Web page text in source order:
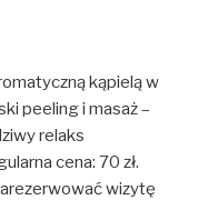
kąpielą w
peeling i masaż –
relaks
cena: 70 zł.
wizytę